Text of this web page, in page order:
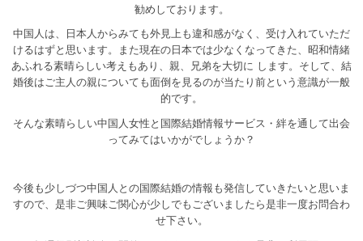
勧めしております。
中国人は、日本人からみても外見上も違和感がなく、受け入れていただ
けるはずと思います。また現在の日本では少なくなってきた、昭和情緒
あふれる素晴らしい考えもあり、親、兄弟を大切に します。そして、結
婚後はご主人の親についても面倒を見るのが当たり前という意識が一般
的です。
そんな素晴らしい中国人女性と国際結婚情報サービス・絆を通して出会
ってみてはいかがでしょうか？
今後も少しづつ中国人との国際結婚の情報も発信していきたいと思いま
すので、是非ご興味ご関心が少しでもございましたら是非一度お問合わ
せ下さい。